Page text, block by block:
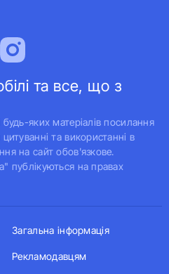
та все, що з
будь-яких матеріалів посилання
та використанні в
на сайт обов'язкове.
публікуються на правах
Загальна інформація
Рекламодавцям